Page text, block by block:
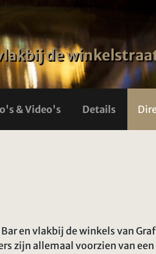
de
& Video's Details
en vlakbij de winkels van
zijn allemaal voorzien van